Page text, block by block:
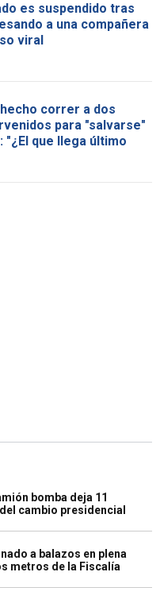
es suspendido tras
a una compañera
viral
correr a dos
para "salvarse"
"¿El que llega último
bomba deja 11
cambio presidencial
a balazos en plena
metros de la Fiscalía